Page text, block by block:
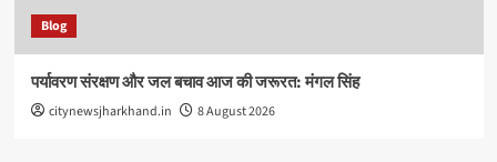
Blog
पर्यावरण संरक्षण और जल बचाव आज की जरूरत: मंगल सिंह
citynewsjharkhand.in 8 August 2026